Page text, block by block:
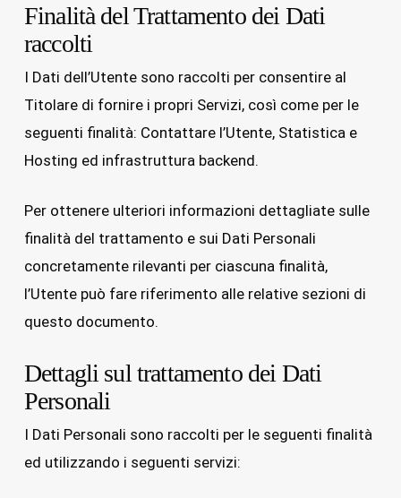
Finalità del Trattamento dei Dati
raccolti
I Dati dell’Utente sono raccolti per consentire al
Titolare di fornire i propri Servizi, così come per le
seguenti finalità: Contattare l’Utente, Statistica e
Hosting ed infrastruttura backend.
Per ottenere ulteriori informazioni dettagliate sulle
finalità del trattamento e sui Dati Personali
concretamente rilevanti per ciascuna finalità,
l’Utente può fare riferimento alle relative sezioni di
questo documento.
Dettagli sul trattamento dei Dati
Personali
I Dati Personali sono raccolti per le seguenti finalità
ed utilizzando i seguenti servizi: